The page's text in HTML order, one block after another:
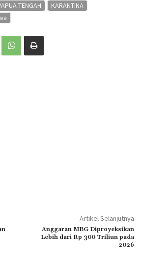
TENGAH
KARANTINA
Artikel Selanjutnya
Anggaran MBG Diproyeksikan
Lebih dari Rp 300 Triliun pada
2026